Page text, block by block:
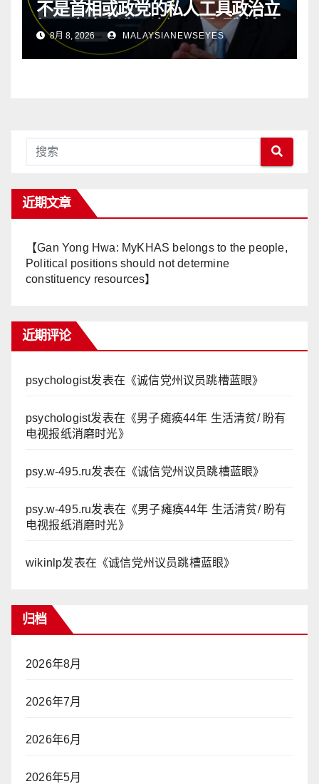
不是首相或政党的私人工具政治立
场不应决定选区资源 透明制度才
有健康政治】
8月 8, 2026 MALAYSIANEWSEYES
近期文章
【Gan Yong Hwa: MyKHAS belongs to the people,
Political positions should not determine
constituency resources】
近期评论
psychologist发表在《诚信党州议员跳槽蓝眼》
psychologist发表在《男子瘫痪44年 生活清贫/ 盼有
电视报纸消磨时光》
psy.w-495.ru发表在《诚信党州议员跳槽蓝眼》
psy.w-495.ru发表在《男子瘫痪44年 生活清贫/ 盼有
电视报纸消磨时光》
wikinlp发表在《诚信党州议员跳槽蓝眼》
归档
2026年8月
2026年7月
2026年6月
2026年5月